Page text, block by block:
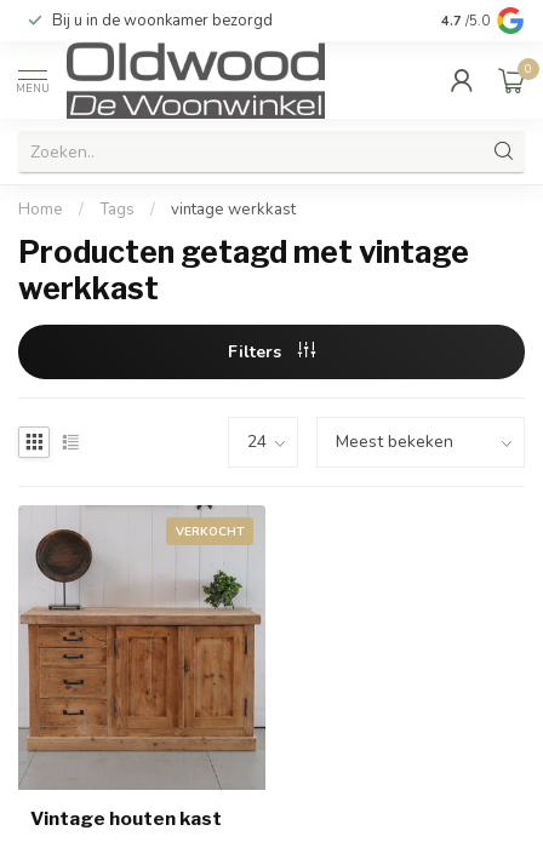
Bij u in de woonkamer bezorgd Kwaliteit &
4.7 /5.0
MENU
0
Home / Tags / vintage werkkast
Producten getagd met vintage
werkkast
Filters
VERKOCHT
Vintage houten kast